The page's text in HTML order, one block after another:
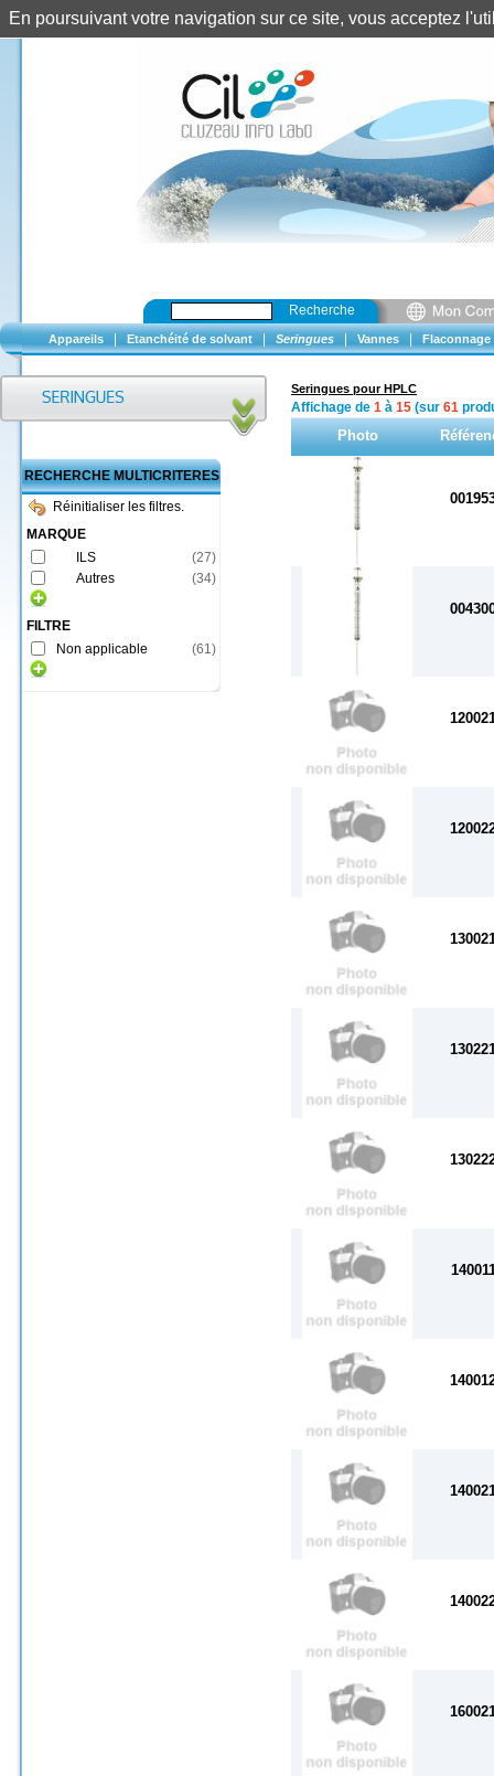
Recherche
Appareils Etanchéité de solvant Seringues Vannes Flaconnage
RECHERCHE MULTICRITERES
Réinitialiser les filtres.
MARQUE
ILS
(27)
Autres
(34)
FILTRE
Non applicable
(61)
Seringues pour HPLC
Affichage de 1 à 15 (sur 61
Photo
En poursuivant votre navigation sur ce site, vous acceptez